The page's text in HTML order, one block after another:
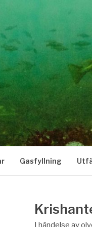
Gasfyllning
I händelse av